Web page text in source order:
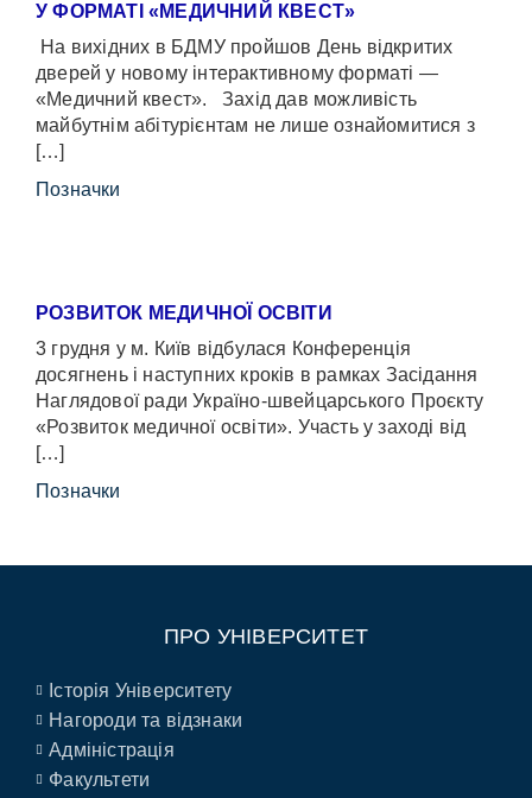
У ФОРМАТІ «МЕДИЧНИЙ КВЕСТ»
На вихідних в БДМУ пройшов День відкритих
дверей у новому інтерактивному форматі —
«Медичний квест». Захід дав можливість
майбутнім абітурієнтам не лише ознайомитися з
[…]
Позначки
РОЗВИТОК МЕДИЧНОЇ ОСВІТИ
3 грудня у м. Київ відбулася Конференція
досягнень і наступних кроків в рамках Засідання
Наглядової ради Україно-швейцарського Проєкту
«Розвиток медичної освіти». Участь у заході від
[…]
Позначки
ПРО УНІВЕРСИТЕТ
Історія Університету
Нагороди та відзнаки
Адміністрація
Факультети